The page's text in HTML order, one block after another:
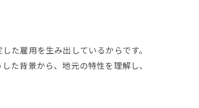
た雇用を生み出しているからです。
た背景から、地元の特性を理解し、